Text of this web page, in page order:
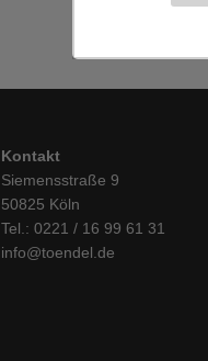
Kontakt
Siemensstraße 9
50825 Köln
Tel.: 0221 / 16 99 61 31
info@toendel.de